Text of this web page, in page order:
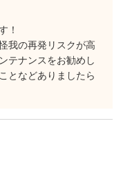
！
我の再発リスクが高
テナンスをお勧めし
となどありましたら